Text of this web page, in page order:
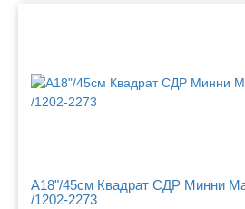
A18"/45см Квадрат СДР Минни
/1202-2273